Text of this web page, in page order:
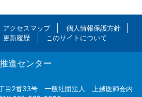
アクセスマップ
個人情報保護方針
更新履歴 このサイトについて
進センター
目2番33号 一般社団法人 上越医師会内